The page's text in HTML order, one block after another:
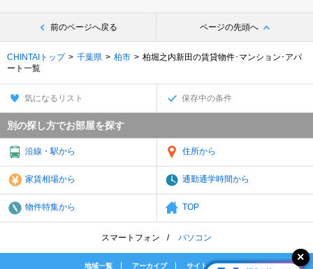
前のページへ戻る ページの先頭へ
CHINTAIトップ 千葉県 柏市
柏堀之内新田の賃貸物件･マンション･アパ
ート一覧
気になるリスト 保存中の条件
別の探し方でお部屋を探す
沿線・駅から 住所から
家賃相場から 通勤通学時間から
物件特集から TOP
スマートフォン パソコン
地域一覧 アーカイブ サイトマップ